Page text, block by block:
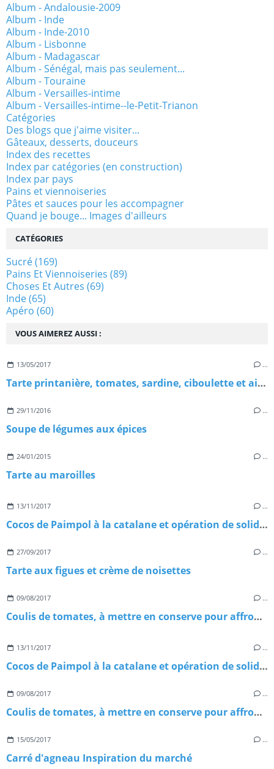
VOUS AIMEREZ AUSSI :
13/05/2017 …
Tarte printanière, tomates, sardine, ciboulette et ail des ours
29/11/2016 …
Soupe de légumes aux épices
24/01/2015 …
Tarte au maroilles
13/11/2017 …
Cocos de Paimpol à la catalane et opération de solidarité avec Madagascar
27/09/2017 …
Tarte aux figues et crème de noisettes
09/08/2017 …
Coulis de tomates, à mettre en conserve pour affronter l'hiver avec optimisme
13/11/2017 …
Cocos de Paimpol à la catalane et opération de solidarité avec Madagascar
09/08/2017 …
Coulis de tomates, à mettre en conserve pour affronter l'hiver avec optimisme
15/05/2017 …
Carré d'agneau Inspiration du marché
Album - Andalousie-2009
Album - Inde
Album - Inde-2010
Album - Lisbonne
Album - Madagascar
Album - Sénégal, mais pas seulement...
Album - Touraine
Album - Versailles-intime
Album - Versailles-intime--le-Petit-Trianon
Catégories
Des blogs que j'aime visiter...
Gâteaux, desserts, douceurs
Index des recettes
Index par catégories (en construction)
Index par pays
Pains et viennoiseries
Pâtes et sauces pour les accompagner
Quand je bouge... Images d'ailleurs
CATÉGORIES
Sucré(169)
Pains Et Viennoiseries (89)
Choses Et Autres (69)
Inde(65)
Apéro (60)